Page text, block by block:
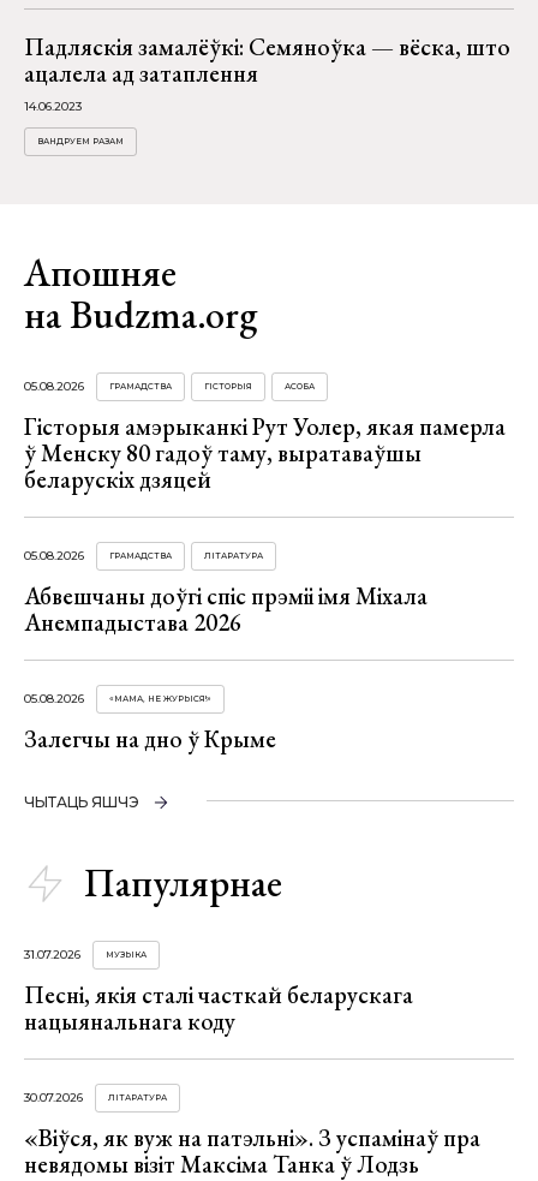
Падляскія замалёўкі: Семяноўка — вёска, што
ацалела ад затаплення
14.06.2023
ВАНДРУЕМ РАЗАМ
Апошняе
на Budzma.org
05.08.2026 ГРАМАДСТВА ГІСТОРЫЯ АСОБА
Гісторыя амэрыканкі Рут Уолер, якая памерла
ў Менску 80 гадоў таму, выратаваўшы
беларускіх дзяцей
05.08.2026 ГРАМАДСТВА ЛІТАРАТУРА
Абвешчаны доўгі спіс прэміі імя Міхала
Анемпадыстава 2026
05.08.2026 «МАМА, НЕ ЖУРЫСЯ!»
Залегчы на дно ў Крыме
ЧЫТАЦЬ ЯШЧЭ
Папулярнае
31.07.2026 МУЗЫКА
Песні, якія сталі часткай беларускага
нацыянальнага коду
30.07.2026 ЛІТАРАТУРА
«Віўся, як вуж на патэльні». З успамінаў пра
невядомы візіт Максіма Танка ў Лодзь